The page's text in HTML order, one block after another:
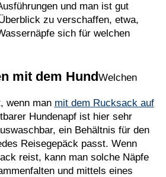
und man ist gut
zu verschaffen, etwa,
sich für welchen
mit dem HundWelchen
wenn man mit dem Rucksack auf
Hundenapf ist hier sehr
ein Behältnis für den
Reisegepäck passt. Wenn
reist, kann man solche Näpfe
und mittels eines